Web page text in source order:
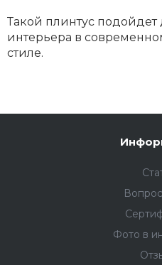
Такой плинтус
интерьера в
стиле.
Фото в